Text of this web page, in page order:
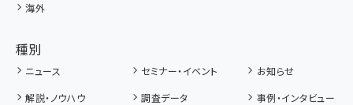
海外
種別
ニュース セミナー・イベント
お知らせ
解説・ノウハウ
調査データ
事例・インタビュー